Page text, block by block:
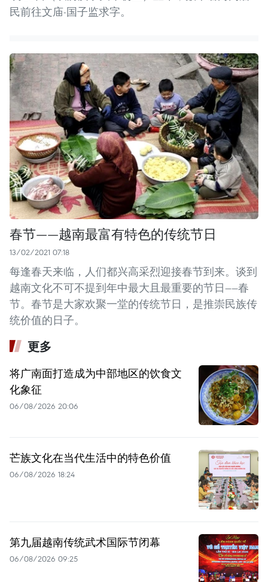
民前往文庙-国子监求字。
春节——越南最富有特色的传统节日
13/02/2021 07:18
每逢春天来临，人们都兴高采烈迎接春节到来。谈到
越南文化不可不提到年中最大且最重要的节日——春
节。春节是大家欢聚一堂的传统节日，是推崇民族传
统价值的日子。
更多
将广南面打造成为中部地区的饮食文
化象征
06/08/2026 20:06
芒族文化在当代生活中的特色价值
06/08/2026 18:24
第九届越南传统武术国际节闭幕
06/08/2026 09:25